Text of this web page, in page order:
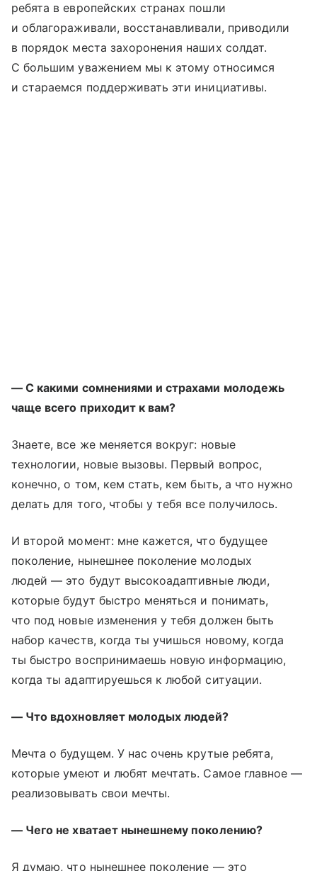
ребята в европейских странах пошли
и облагораживали, восстанавливали, приводили
в порядок места захоронения наших солдат.
С большим уважением мы к этому относимся
и стараемся поддерживать эти инициативы.
— С какими сомнениями и страхами молодежь
чаще всего приходит к вам?
Знаете, все же меняется вокруг: новые
технологии, новые вызовы. Первый вопрос,
конечно, о том, кем стать, кем быть, а что нужно
делать для того, чтобы у тебя все получилось.
И второй момент: мне кажется, что будущее
поколение, нынешнее поколение молодых
людей — это будут высокоадаптивные люди,
которые будут быстро меняться и понимать,
что под новые изменения у тебя должен быть
набор качеств, когда ты учишься новому, когда
ты быстро воспринимаешь новую информацию,
когда ты адаптируешься к любой ситуации.
— Что вдохновляет молодых людей?
Мечта о будущем. У нас очень крутые ребята,
которые умеют и любят мечтать. Самое главное —
реализовывать свои мечты.
— Чего не хватает нынешнему поколению?
Я думаю, что нынешнее поколение — это